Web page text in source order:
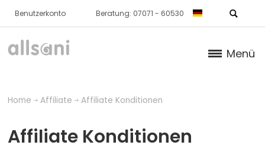
Benutzerkonto Beratung: 07071 - 60530
Menü
Über Uns
Home Affiliate Affiliate Konditionen
Affiliate Konditionen